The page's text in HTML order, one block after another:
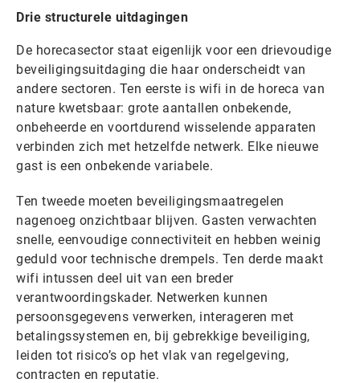
Drie structurele uitdagingen
De horecasector staat eigenlijk voor een drievoudige
beveiligingsuitdaging die haar onderscheidt van
andere sectoren. Ten eerste is wifi in de horeca van
nature kwetsbaar: grote aantallen onbekende,
onbeheerde en voortdurend wisselende apparaten
verbinden zich met hetzelfde netwerk. Elke nieuwe
gast is een onbekende variabele.
Ten tweede moeten beveiligingsmaatregelen
nagenoeg onzichtbaar blijven. Gasten verwachten
snelle, eenvoudige connectiviteit en hebben weinig
geduld voor technische drempels. Ten derde maakt
wifi intussen deel uit van een breder
verantwoordingskader. Netwerken kunnen
persoonsgegevens verwerken, interageren met
betalingssystemen en, bij gebrekkige beveiliging,
leiden tot risico’s op het vlak van regelgeving,
contracten en reputatie.